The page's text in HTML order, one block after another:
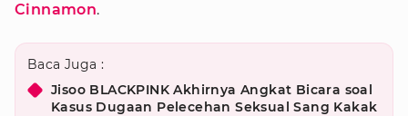
Cinnamon.
Baca Juga :
Jisoo BLACKPINK Akhirnya Angkat Bicara soal
Kasus Dugaan Pelecehan Seksual Sang Kakak